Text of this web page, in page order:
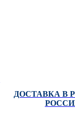
ДОСТАВКА В